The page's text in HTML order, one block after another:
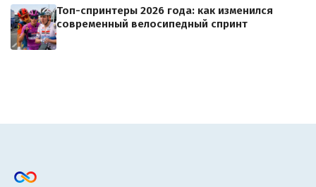
Топ-спринтеры 2026 года: как изменился
современный велосипедный спринт